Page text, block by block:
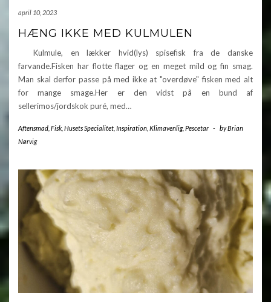
april 10, 2023
HÆNG IKKE MED KULMULEN
Kulmule, en lækker hvid(lys) spisefisk fra de danske
farvande.Fisken har flotte flager og en meget mild og fin smag.
Man skal derfor passe på med ikke at "overdøve" fisken med alt
for mange smage.Her er den vidst på en bund af
sellerimos/jordskok puré, med…
Aftensmad Fisk Husets Specialitet Inspiration Klimavenlig, Pescetar - byBrian
Nørvig